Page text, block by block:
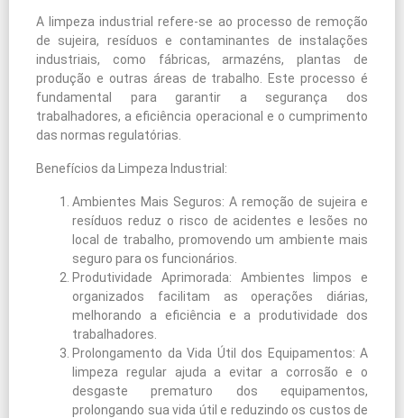
A limpeza industrial refere-se ao processo de remoção
de sujeira, resíduos e contaminantes de instalações
industriais, como fábricas, armazéns, plantas de
produção e outras áreas de trabalho. Este processo é
fundamental para garantir a segurança dos
trabalhadores, a eficiência operacional e o cumprimento
das normas regulatórias.
Benefícios da Limpeza Industrial:
Ambientes Mais Seguros: A remoção de sujeira e
resíduos reduz o risco de acidentes e lesões no
local de trabalho, promovendo um ambiente mais
seguro para os funcionários.
Produtividade Aprimorada: Ambientes limpos e
organizados facilitam as operações diárias,
melhorando a eficiência e a produtividade dos
trabalhadores.
Prolongamento da Vida Útil dos Equipamentos: A
limpeza regular ajuda a evitar a corrosão e o
desgaste prematuro dos equipamentos,
prolongando sua vida útil e reduzindo os custos de